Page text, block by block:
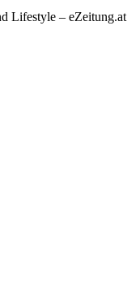
Lifestyle – eZeitung.at